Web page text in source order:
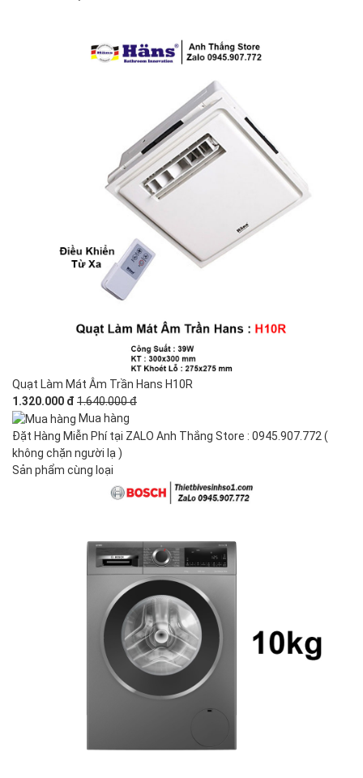
Quạt Làm Mát Âm Trần Hans H10R
1.320.000 đ 1.640.000 đ
Mua hàng
Đặt Hàng Miễn Phí tại ZALO Anh Thắng Store : 0945.907.772 (
không chặn người lạ )
Sản phẩm cùng loại